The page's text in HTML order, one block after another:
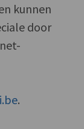
kunnen
door
.